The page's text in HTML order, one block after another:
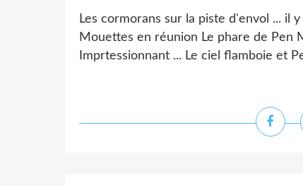
Les cormorans sur la piste d'envol ... il
Mouettes en réunion Le phare de Pen
Imprtessionnant ... Le ciel flamboie et